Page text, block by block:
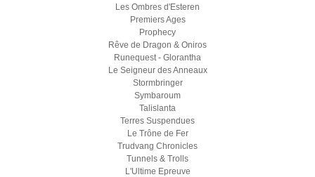
Les Ombres d'Esteren
Premiers Ages
Prophecy
Rêve de Dragon & Oniros
Runequest - Glorantha
Le Seigneur des Anneaux
Stormbringer
Symbaroum
Talislanta
Terres Suspendues
Le Trône de Fer
Trudvang Chronicles
Tunnels & Trolls
L'Ultime Epreuve